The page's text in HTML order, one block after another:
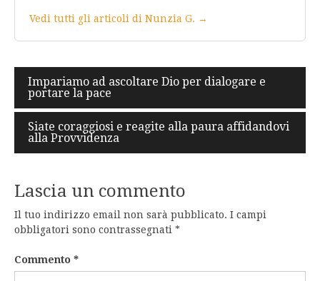
Vedi tutti gli articoli di Nunzia G. →
Navigazione
articoli
Impariamo ad ascoltare Dio per dialogare e
portare la pace
Siate coraggiosi e reagite alla paura affidandovi
alla Provvidenza
Lascia un commento
Il tuo indirizzo email non sarà pubblicato. I campi
obbligatori sono contrassegnati *
Commento *